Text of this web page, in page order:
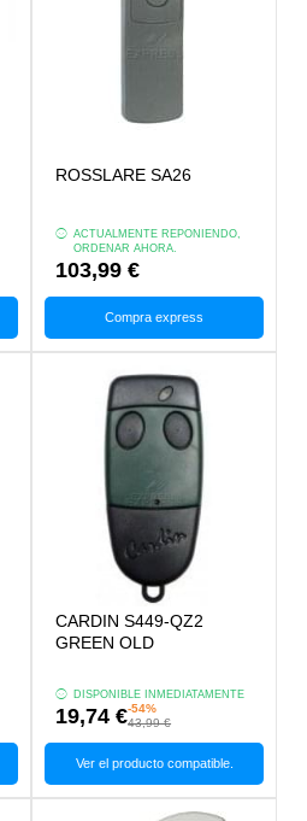
ROSSLARE SA26
ACTUALMENTE REPONIENDO,
ORDENAR AHORA.
103,99 €
Compra express
CARDIN S449-QZ2
GREEN OLD
DISPONIBLE INMEDIATAMENTE
19,74 €-54%
43,99 €
Ver el producto compatible.